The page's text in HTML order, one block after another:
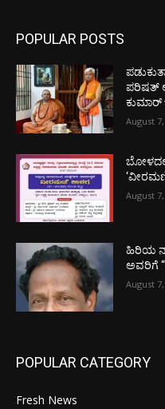
POPULAR POSTS
ಪರಿಷತ್
ಕುಮಾರ್
August
August
ಹಿರಿಯ
ಅವರಿಗೆ
August
POPULAR CATEGORY
Fresh News